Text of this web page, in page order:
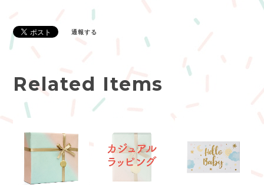
通報する
Related Items